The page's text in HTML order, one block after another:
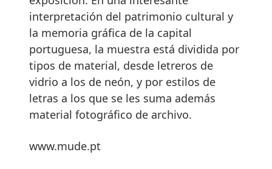
interpretación del patrimonio cultural y
la memoria gráfica de la capital
portuguesa, la muestra está dividida por
tipos de material, desde letreros de
vidrio a los de neón, y por estilos de
letras a los que se les suma además
material fotográfico de archivo.
www.mude.pt